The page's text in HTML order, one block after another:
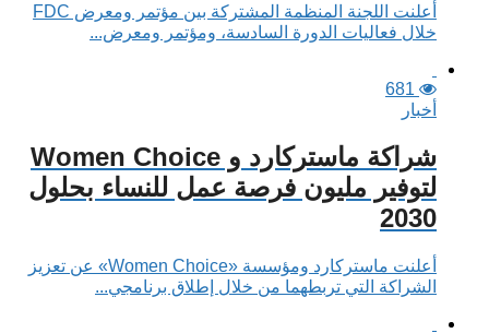
أعلنت اللجنة المنظمة المشتركة بين مؤتمر ومعرض FDC
خلال فعاليات الدورة السادسة، ومؤتمر ومعرض...
681
أخبار
شراكة ماستركارد و Women Choice
لتوفير مليون فرصة عمل للنساء بحلول
2030
أعلنت ماستركارد ومؤسسة «Women Choice» عن تعزيز
الشراكة التي تربطهما من خلال إطلاق برنامجي...